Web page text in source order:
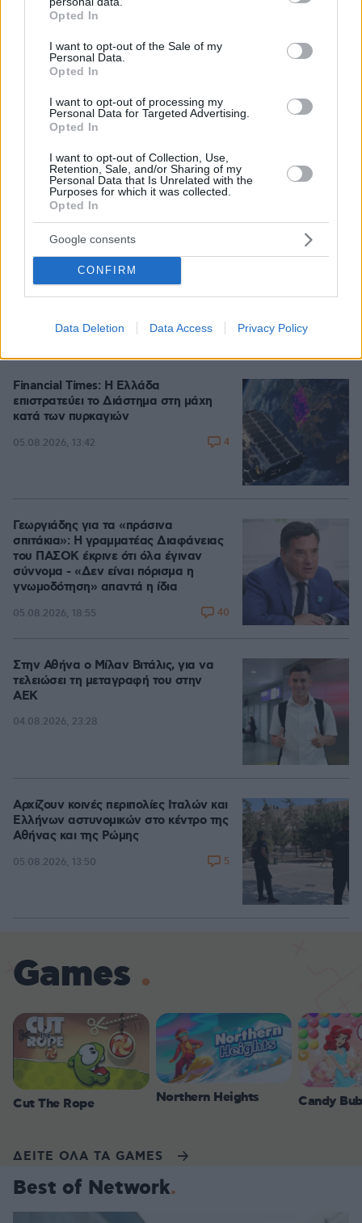
grant or deny consent to Google and its third-party tags to
use your data for below specified purposes in below Google
consent section.
Opted In
I want to opt-out of the Sale of my
Personal Data.
Opted In
I want to opt-out of processing my
Personal Data for Targeted Advertising.
Opted In
I want to opt-out of Collection, Use,
Retention, Sale, and/or Sharing of my
Personal Data that Is Unrelated with the
Purposes for which it was collected.
Opted In
Google consents
CONFIRM
Data Deletion Data Access Privacy Policy
Η Καμίλα Καμπέγιο ανέβασε νέες φωτογραφίες
από τις διακοπές της στην Ελλάδα
05.08.2026, 08:25
Φτάνει αύριο στην Ελλάδα η 46χρονη
που κατηγορείται για τη Marfin - Πάει
στον εισαγγελέα την Παρασκευή
05.08.2026, 19:01 26
Γαλλική σφραγίδα στο καλώδιο
Ελλάδας – Κύπρου, με ποσοστό πάνω
από 50% μπαίνει η Meridiam
Financial Times: Η Ελλάδα
επιστρατεύει το Διάστημα στη μάχη
κατά των πυρκαγιών
05.08.2026, 13:42 4
Γεωργιάδης για τα «πράσινα
σπιτάκια»: Η γραμματέας Διαφάνειας
του ΠΑΣΟΚ έκρινε ότι όλα έγιναν
σύννομα - «Δεν είναι πόρισμα η
γνωμοδότηση» απαντά η ίδια
05.08.2026, 18:55 40
Στην Αθήνα ο Μίλαν Βιτάλις, για να
τελειώσει τη μεταγραφή του στην
ΑΕΚ
04.08.2026, 23:28
Αρχίζουν κοινές περιπολίες Ιταλών και
Ελλήνων αστυνομικών στο κέντρο της
Αθήνας και της Ρώμης
05.08.2026, 13:50 5
Games
Cut The Rope Northern Heights Candy
ΔΕΙΤΕ ΟΛΑ ΤΑ GAMES
Best of Network